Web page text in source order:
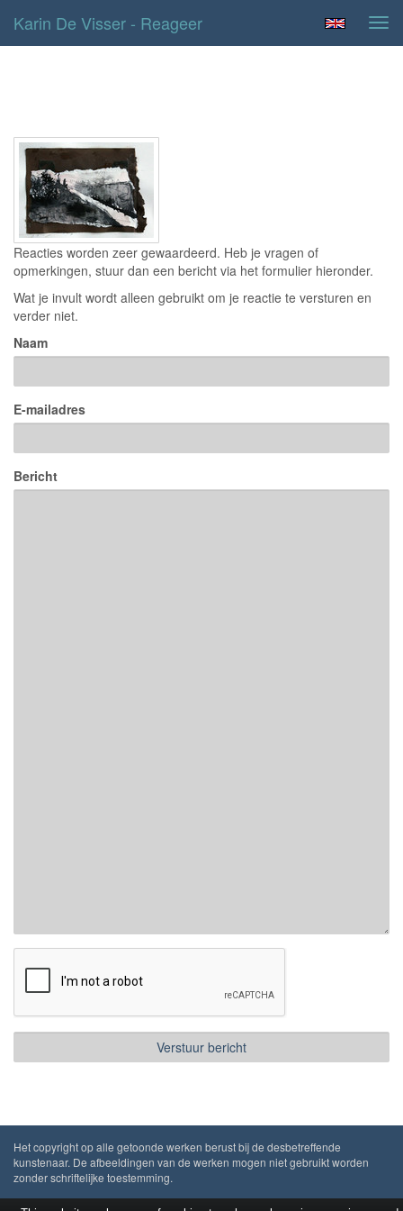
Karin De Visser - Reageer
Reacties worden zeer gewaardeerd. Heb je vragen of
opmerkingen, stuur dan een bericht via het formulier hieronder.
Wat je invult wordt alleen gebruikt om je reactie te versturen en
verder niet.
Naam
E-mailadres
Bericht
Het copyright op alle getoonde werken berust bij de desbetreffende
kunstenaar. De afbeeldingen van de werken mogen niet gebruikt worden
zonder schriftelijke toestemming.